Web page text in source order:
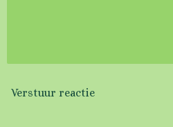
Verstuur reactie